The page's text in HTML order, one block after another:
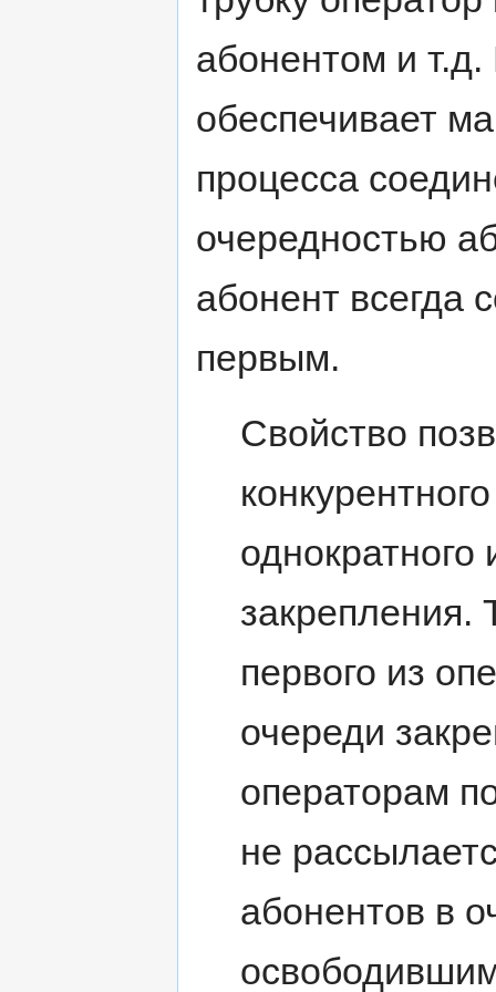
абонентом и
обеспечивает
процесса
очередностью
абонент всегда
первым.
Свойство
однократного
закрепления.
первого из
очереди
операторам
не
абонентов в